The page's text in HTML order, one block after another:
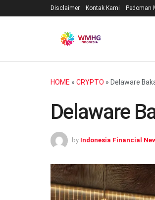
Disclaimer Kontak Kami Pedoman
HOME » CRYPTO » Delaware
Delaware
by Indonesia Financial